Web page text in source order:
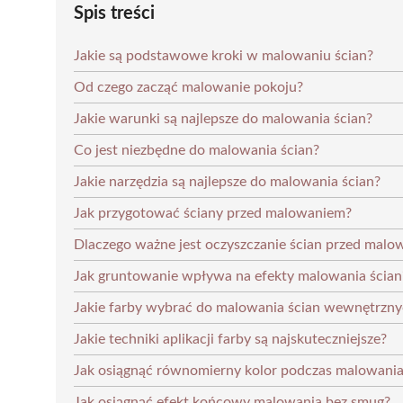
Spis treści
Jakie są podstawowe kroki w malowaniu ścian?
Od czego zacząć malowanie pokoju?
Jakie warunki są najlepsze do malowania ścian?
Co jest niezbędne do malowania ścian?
Jakie narzędzia są najlepsze do malowania ścian?
Jak przygotować ściany przed malowaniem?
Dlaczego ważne jest oczyszczanie ścian przed
Jak gruntowanie wpływa na efekty malowania
Jakie farby wybrać do malowania ścian
Jakie techniki aplikacji farby są najskuteczniejsze?
Jak osiągnąć równomierny kolor podczas